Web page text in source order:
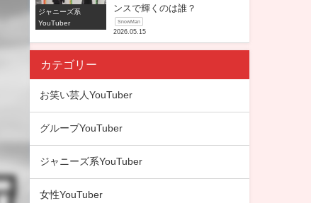
ジャニーズ系
YouTuber
ンスで輝くのは誰？
SnowMan
2026.05.15
カテゴリー
お笑い芸人YouTuber
グループYouTuber
ジャニーズ系YouTuber
女性YouTuber